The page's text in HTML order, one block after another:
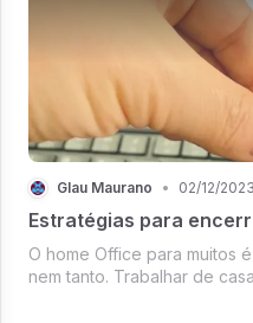
Glau Maurano • 02/12/2023
Estratégias para
O home Office para muitos
nem tanto. Trabalhar de